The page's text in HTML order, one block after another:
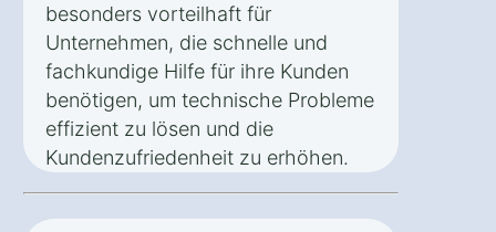
besonders vorteilhaft für
Unternehmen, die schnelle und
fachkundige Hilfe für ihre Kunden
benötigen, um technische Probleme
effizient zu lösen und die
Kundenzufriedenheit zu erhöhen.